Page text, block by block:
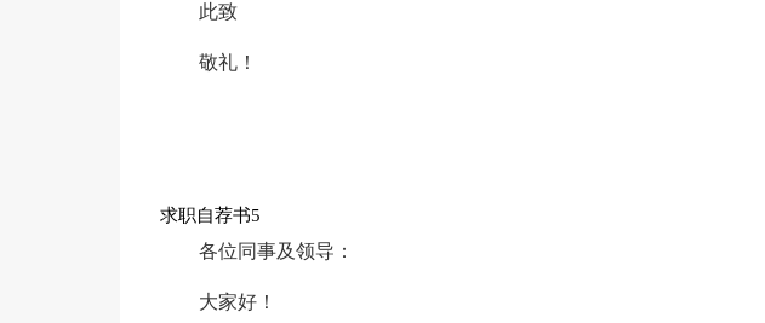
此致
敬礼！
求职自荐书5
各位同事及领导：
大家好！